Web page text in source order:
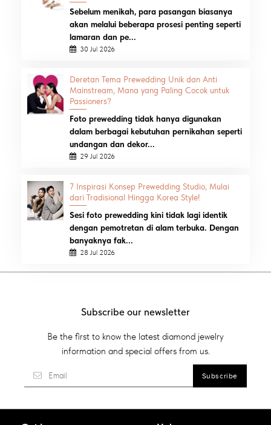
Sebelum menikah, para pasangan biasanya
akan melalui beberapa prosesi penting seperti
lamaran dan pe...
30 Jul 2026
Deretan Tema Prewedding Unik dan Anti
Mainstream, Mana yang Paling Cocok untuk
Passioners?
Foto prewedding tidak hanya digunakan
dalam berbagai kebutuhan pernikahan seperti
undangan dan dekor...
29 Jul 2026
7 Inspirasi Konsep Prewedding Studio, Mulai
dari Tradisional Hingga Korea Style!
Sesi foto prewedding kini tidak lagi identik
dengan pemotretan di alam terbuka. Dengan
banyaknya fak...
28 Jul 2026
Subscribe our newsletter
Be the first to know the latest diamond jewelry
information and special offers from us.